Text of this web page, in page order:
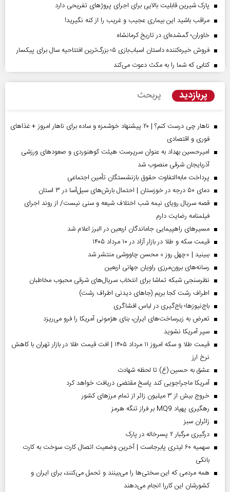
پارک شیرین قابلیت‌ بالایی برای اجرای پروژهای تفریحی دارد
مراقب باشید این بیماری عجیب و غریب را از کنه نگیرید!
خاوران؛ گمشده‌ای در تاریخ کرمانشاه
فروش خیره‌کننده داستان اسباب‌بازی ۵؛ بزرگ‌ترین افتتاحیه سال برای پیکسار
کتابی که شما را به مکث دعوت می‌کند
پربازدید پربحث
ناهار چی درست کنم؟ | ۲۰ پیشنهاد خوشمزه و ساده برای ناهار امروز + غذاهای
فوری و اقتصادی
امیرحسین بهداد به عنوان سرپرست هیئت کوهنوردی و صعودهای ورزشی
آذربایجان شرقی منصوب شد
پرداخت مابه‌التفاوت حقوق بازنشستگان تأمین اجتماعی
دمای ۵۰ درجه در خوزستان | احتمال بارش‌های سیل‌آسا در ۳ استان
قصه سریال رویای نیمه شب اختلاف شیعه و سنی نیست/ از روند اجرای
فیلمنامه رضایت دارم
مسیر‌های راهپیمایی جاماندگان اربعین در البرز اعلام شد
قیمت سکه و طلا در بازار آزاد در ۱۰ مرداد ۱۴۰۵
ببینید | «چهل روز » محسن چاووشی منتشر شد
رسانه‌های برون‌مرزی راویان جهانی اربعین
نظرسنجی شبکه تماشا برای انتخاب سریال‌های شرقی محبوب مخاطبان
اطراف رشت کجا بریم (جاهای دیدنی اطراف رشت)
باج‌نیوزها؛ باج‌گیری در لباس افشاگری
تعرض به زیرساخت‌های ایران، بنای هژمونی آمریکا را فرو می‌ریزد
سپر آمریکا نشوید
قیمت طلا و سکه امروز ۱۱ مرداد ۱۴۰۵ | افت قیمت طلا در بازار تهران با کاهش
نرخ ارز
عشق به حسین (ع) تا لحظه شهادت
آمریکا ماجراجویی کند پاسخ مقتضی دریافت خواهد کرد
خروج بیش از ۳ میلیون زائر از تمام مرز‌های کشور
رهگیری پهپاد MQ9 بر فراز تنگه هرمز
‌زائران سبز
درگیری مرگبار ۲ پسرخاله در پارک
سهمیه ۶۰ لیتری پابرجاست | آخرین وضعیت اتصال کارت سوخت به کارت
بانکی
همه مردمی که این سختی‌ها را می‌بینند و تحمل می‌کنند، برای ایران و
کشورشان این کاررا انجام می‌دهند